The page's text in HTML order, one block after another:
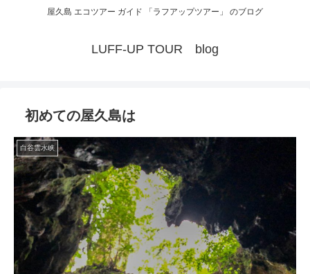
屋久島 エコツアー ガイド 「ラフアップツアー」 のブログ
LUFF-UP TOUR blog
初めての屋久島は
白谷雲水峡